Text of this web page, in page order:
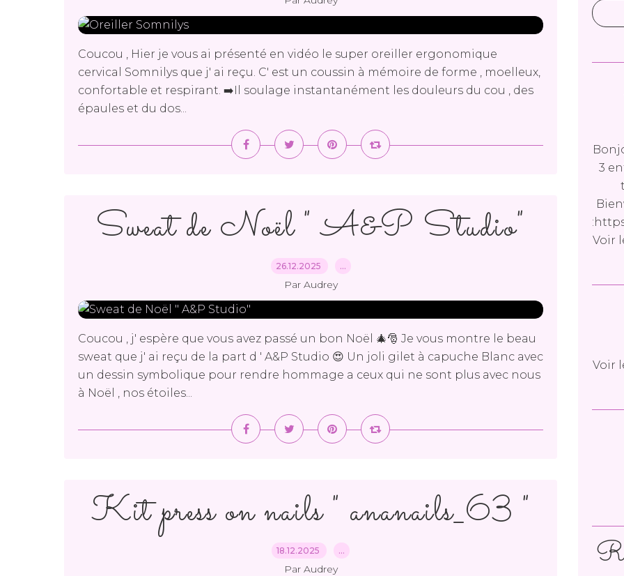
Coucou , Hier je vous ai présenté en vidéo le super oreiller ergonomique
cervical Somnilys que j' ai reçu. C' est un coussin à mémoire de forme , moelleux,
confortable et respirant. ➡️Il soulage instantanément les douleurs du cou , des
épaules et du dos...
Sweat de Noël " A&P Studio"
26.12.2025 …
Par Audrey
Coucou , j' espère que vous avez passé un bon Noël 🎄🎅 Je vous montre le beau
sweat que j' ai reçu de la part d ' A&P Studio 😍 Un joli gilet à capuche Blanc avec
un dessin symbolique pour rendre hommage a ceux qui ne sont plus avec nous
à Noël , nos étoiles...
Kit press on nails " ananails_63 "
18.12.2025 …
Par Audrey
3
Voir
Voir